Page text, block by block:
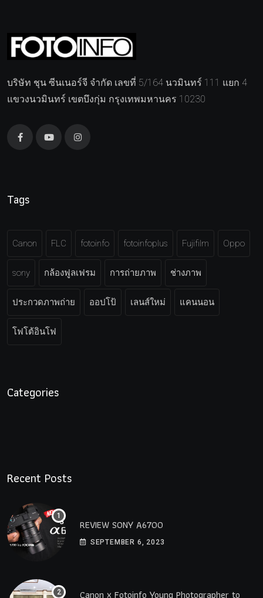
บริษัท ชุน ซีนเนอร์จี จำกัด เลขที่ 5/164 นวมินทร์ 111 แยก 4
แขวงนวมินทร์ เขตบึงกุ่ม กรุงเทพมหานคร 10230
Tags
Canon FLC fotoinfo fotoinfoplus Fujifilm Oppo
sony กล้องฟูลเฟรม การถ่ายภาพ ช่างภาพ
ประกวดภาพถ่าย ออปโป้ เลนส์ใหม่ แคนนอน
โฟโต้อินโฟ
Categories
Recent Posts
REVIEW SONY A6700
SEPTEMBER 6, 2023
Canon x Fotoinfo​ Young​ Photographer to